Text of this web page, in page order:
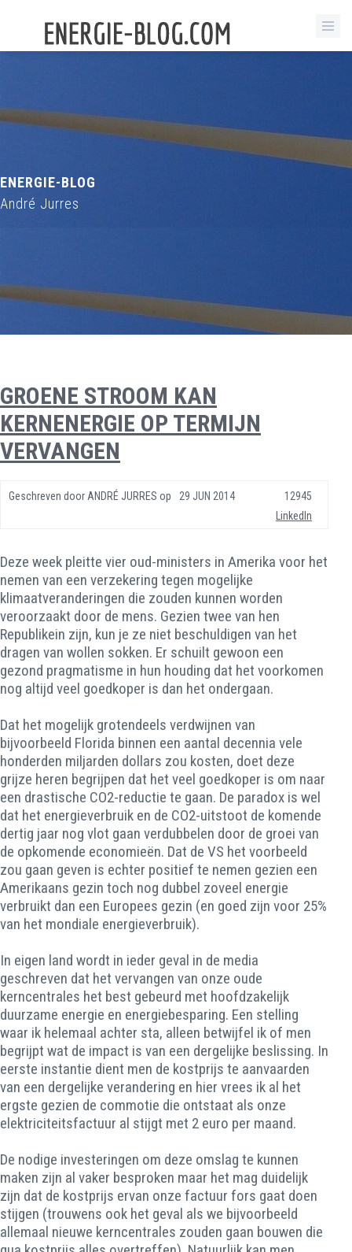
ENERGIE-BLOG
André Jurres
GROENE STROOM KAN
KERNENERGIE OP TERMIJN
VERVANGEN
Geschreven door ANDRÉ JURRES op 29 JUN 2014
12945
LinkedIn
Deze week pleitte vier oud-ministers in Amerika voor het
nemen van een verzekering tegen mogelijke
klimaatveranderingen die zouden kunnen worden
veroorzaakt door de mens. Gezien twee van hen
Republikein zijn, kun je ze niet beschuldigen van het
dragen van wollen sokken. Er schuilt gewoon een
gezond pragmatisme in hun houding dat het voorkomen
nog altijd veel goedkoper is dan het ondergaan.
Dat het mogelijk grotendeels verdwijnen van
bijvoorbeeld Florida binnen een aantal decennia vele
honderden miljarden dollars zou kosten, doet deze
grijze heren begrijpen dat het veel goedkoper is om naar
een drastische CO2-reductie te gaan. De paradox is wel
dat het energieverbruik en de CO2-uitstoot de komende
dertig jaar nog vlot gaan verdubbelen door de groei van
de opkomende economieën. Dat de VS het voorbeeld
zou gaan geven is echter positief te nemen gezien een
Amerikaans gezin toch nog dubbel zoveel energie
verbruikt dan een Europees gezin (en goed zijn voor 25%
van het mondiale energieverbruik).
In eigen land wordt in ieder geval in de media
geschreven dat het vervangen van onze oude
kerncentrales het best gebeurd met hoofdzakelijk
duurzame energie en energiebesparing. Een stelling
waar ik helemaal achter sta, alleen betwijfel ik of men
begrijpt wat de impact is van een dergelijke beslissing. In
eerste instantie dient men de kostprijs te aanvaarden
van een dergelijke verandering en hier vrees ik al het
ergste gezien de commotie die ontstaat als onze
elektriciteitsfactuur al stijgt met 2 euro per maand.
De nodige investeringen om deze omslag te kunnen
maken zijn al vaker besproken maar het mag duidelijk
zijn dat de kostprijs ervan onze factuur fors gaat doen
stijgen (trouwens ook het geval als we bijvoorbeeld
allemaal nieuwe kerncentrales zouden gaan bouwen die